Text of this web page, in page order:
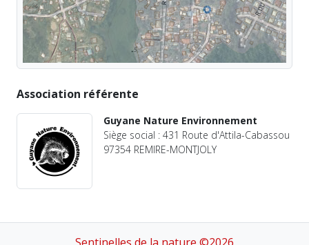
Association référente
Guyane Nature Environnement
Siège social : 431 Route d'Attila-Cabassou
97354 REMIRE-MONTJOLY
Sentinelles de la nature ©2026